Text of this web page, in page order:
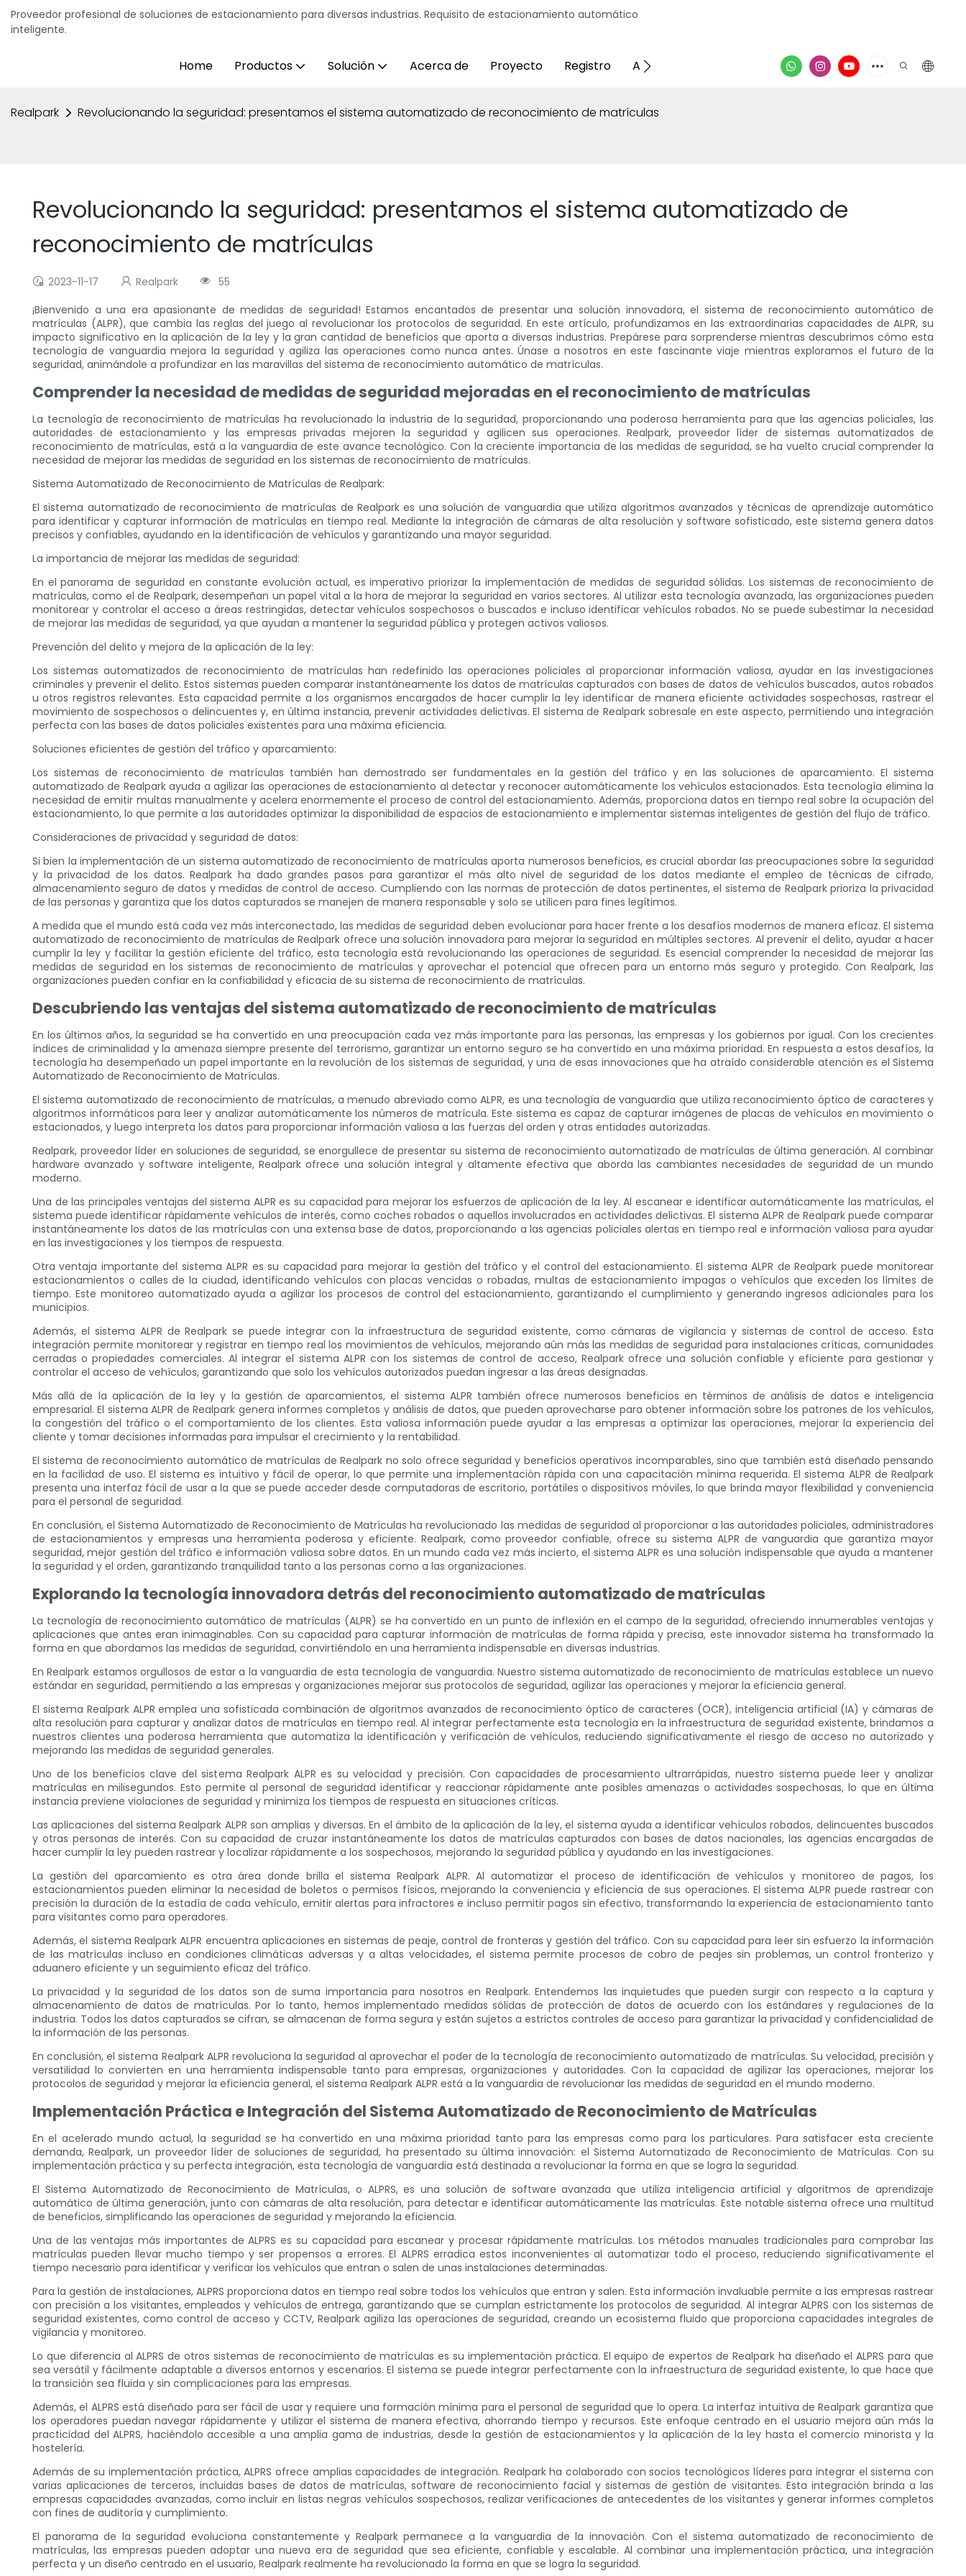
Proveedor profesional de soluciones de estacionamiento para diversas industrias. Requisito de estacionamiento automático
inteligente.
Home Productos Solución Acerca de Proyecto Registro Apoyo video
Realpark Revolucionando la seguridad: presentamos el sistema automatizado de reconocimiento de matrículas
Revolucionando la seguridad: presentamos el sistema automatizado de
reconocimiento de matrículas
2023-11-17 Realpark
55
¡Bienvenido a una era apasionante de medidas de seguridad! Estamos encantados de presentar una solución innovadora, el sistema de reconocimiento automático de
matrículas (ALPR), que cambia las reglas del juego al revolucionar los protocolos de seguridad. En este artículo, profundizamos en las extraordinarias capacidades de ALPR, su
impacto significativo en la aplicación de la ley y la gran cantidad de beneficios que aporta a diversas industrias. Prepárese para sorprenderse mientras descubrimos cómo esta
tecnología de vanguardia mejora la seguridad y agiliza las operaciones como nunca antes. Únase a nosotros en este fascinante viaje mientras exploramos el futuro de la
seguridad, animándole a profundizar en las maravillas del sistema de reconocimiento automático de matrículas.
Comprender la necesidad de medidas de seguridad mejoradas en el reconocimiento de matrículas
La tecnología de reconocimiento de matrículas ha revolucionado la industria de la seguridad, proporcionando una poderosa herramienta para que las agencias policiales, las
autoridades de estacionamiento y las empresas privadas mejoren la seguridad y agilicen sus operaciones. Realpark, proveedor líder de sistemas automatizados de
reconocimiento de matrículas, está a la vanguardia de este avance tecnológico. Con la creciente importancia de las medidas de seguridad, se ha vuelto crucial comprender la
necesidad de mejorar las medidas de seguridad en los sistemas de reconocimiento de matrículas.
Sistema Automatizado de Reconocimiento de Matrículas de Realpark:
El sistema automatizado de reconocimiento de matrículas de Realpark es una solución de vanguardia que utiliza algoritmos avanzados y técnicas de aprendizaje automático
para identificar y capturar información de matrículas en tiempo real. Mediante la integración de cámaras de alta resolución y software sofisticado, este sistema genera datos
precisos y confiables, ayudando en la identificación de vehículos y garantizando una mayor seguridad.
La importancia de mejorar las medidas de seguridad:
En el panorama de seguridad en constante evolución actual, es imperativo priorizar la implementación de medidas de seguridad sólidas. Los sistemas de reconocimiento de
matrículas, como el de Realpark, desempeñan un papel vital a la hora de mejorar la seguridad en varios sectores. Al utilizar esta tecnología avanzada, las organizaciones pueden
monitorear y controlar el acceso a áreas restringidas, detectar vehículos sospechosos o buscados e incluso identificar vehículos robados. No se puede subestimar la necesidad
de mejorar las medidas de seguridad, ya que ayudan a mantener la seguridad pública y protegen activos valiosos.
Prevención del delito y mejora de la aplicación de la ley:
Los sistemas automatizados de reconocimiento de matrículas han redefinido las operaciones policiales al proporcionar información valiosa, ayudar en las investigaciones
criminales y prevenir el delito. Estos sistemas pueden comparar instantáneamente los datos de matrículas capturados con bases de datos de vehículos buscados, autos robados
u otros registros relevantes. Esta capacidad permite a los organismos encargados de hacer cumplir la ley identificar de manera eficiente actividades sospechosas, rastrear el
movimiento de sospechosos o delincuentes y, en última instancia, prevenir actividades delictivas. El sistema de Realpark sobresale en este aspecto, permitiendo una integración
perfecta con las bases de datos policiales existentes para una máxima eficiencia.
Soluciones eficientes de gestión del tráfico y aparcamiento:
Los sistemas de reconocimiento de matrículas también han demostrado ser fundamentales en la gestión del tráfico y en las soluciones de aparcamiento. El sistema
automatizado de Realpark ayuda a agilizar las operaciones de estacionamiento al detectar y reconocer automáticamente los vehículos estacionados. Esta tecnología elimina la
necesidad de emitir multas manualmente y acelera enormemente el proceso de control del estacionamiento. Además, proporciona datos en tiempo real sobre la ocupación del
estacionamiento, lo que permite a las autoridades optimizar la disponibilidad de espacios de estacionamiento e implementar sistemas inteligentes de gestión del flujo de tráfico.
Consideraciones de privacidad y seguridad de datos:
Si bien la implementación de un sistema automatizado de reconocimiento de matrículas aporta numerosos beneficios, es crucial abordar las preocupaciones sobre la seguridad
y la privacidad de los datos. Realpark ha dado grandes pasos para garantizar el más alto nivel de seguridad de los datos mediante el empleo de técnicas de cifrado,
almacenamiento seguro de datos y medidas de control de acceso. Cumpliendo con las normas de protección de datos pertinentes, el sistema de Realpark prioriza la privacidad
de las personas y garantiza que los datos capturados se manejen de manera responsable y solo se utilicen para fines legítimos.
A medida que el mundo está cada vez más interconectado, las medidas de seguridad deben evolucionar para hacer frente a los desafíos modernos de manera eficaz. El sistema
automatizado de reconocimiento de matrículas de Realpark ofrece una solución innovadora para mejorar la seguridad en múltiples sectores. Al prevenir el delito, ayudar a hacer
cumplir la ley y facilitar la gestión eficiente del tráfico, esta tecnología está revolucionando las operaciones de seguridad. Es esencial comprender la necesidad de mejorar las
medidas de seguridad en los sistemas de reconocimiento de matrículas y aprovechar el potencial que ofrecen para un entorno más seguro y protegido. Con Realpark, las
organizaciones pueden confiar en la confiabilidad y eficacia de su sistema de reconocimiento de matrículas.
Descubriendo las ventajas del sistema automatizado de reconocimiento de matrículas
En los últimos años, la seguridad se ha convertido en una preocupación cada vez más importante para las personas, las empresas y los gobiernos por igual. Con los crecientes
índices de criminalidad y la amenaza siempre presente del terrorismo, garantizar un entorno seguro se ha convertido en una máxima prioridad. En respuesta a estos desafíos, la
tecnología ha desempeñado un papel importante en la revolución de los sistemas de seguridad, y una de esas innovaciones que ha atraído considerable atención es el Sistema
Automatizado de Reconocimiento de Matrículas.
El sistema automatizado de reconocimiento de matrículas, a menudo abreviado como ALPR, es una tecnología de vanguardia que utiliza reconocimiento óptico de caracteres y
algoritmos informáticos para leer y analizar automáticamente los números de matrícula. Este sistema es capaz de capturar imágenes de placas de vehículos en movimiento o
estacionados, y luego interpreta los datos para proporcionar información valiosa a las fuerzas del orden y otras entidades autorizadas.
Realpark, proveedor líder en soluciones de seguridad, se enorgullece de presentar su sistema de reconocimiento automatizado de matrículas de última generación. Al combinar
hardware avanzado y software inteligente, Realpark ofrece una solución integral y altamente efectiva que aborda las cambiantes necesidades de seguridad de un mundo
moderno.
Una de las principales ventajas del sistema ALPR es su capacidad para mejorar los esfuerzos de aplicación de la ley. Al escanear e identificar automáticamente las matrículas, el
sistema puede identificar rápidamente vehículos de interés, como coches robados o aquellos involucrados en actividades delictivas. El sistema ALPR de Realpark puede comparar
instantáneamente los datos de las matrículas con una extensa base de datos, proporcionando a las agencias policiales alertas en tiempo real e información valiosa para ayudar
en las investigaciones y los tiempos de respuesta.
Otra ventaja importante del sistema ALPR es su capacidad para mejorar la gestión del tráfico y el control del estacionamiento. El sistema ALPR de Realpark puede monitorear
estacionamientos o calles de la ciudad, identificando vehículos con placas vencidas o robadas, multas de estacionamiento impagas o vehículos que exceden los límites de
tiempo. Este monitoreo automatizado ayuda a agilizar los procesos de control del estacionamiento, garantizando el cumplimiento y generando ingresos adicionales para los
municipios.
Además, el sistema ALPR de Realpark se puede integrar con la infraestructura de seguridad existente, como cámaras de vigilancia y sistemas de control de acceso. Esta
integración permite monitorear y registrar en tiempo real los movimientos de vehículos, mejorando aún más las medidas de seguridad para instalaciones críticas, comunidades
cerradas o propiedades comerciales. Al integrar el sistema ALPR con los sistemas de control de acceso, Realpark ofrece una solución confiable y eficiente para gestionar y
controlar el acceso de vehículos, garantizando que solo los vehículos autorizados puedan ingresar a las áreas designadas.
Más allá de la aplicación de la ley y la gestión de aparcamientos, el sistema ALPR también ofrece numerosos beneficios en términos de análisis de datos e inteligencia
empresarial. El sistema ALPR de Realpark genera informes completos y análisis de datos, que pueden aprovecharse para obtener información sobre los patrones de los vehículos,
la congestión del tráfico o el comportamiento de los clientes. Esta valiosa información puede ayudar a las empresas a optimizar las operaciones, mejorar la experiencia del
cliente y tomar decisiones informadas para impulsar el crecimiento y la rentabilidad.
El sistema de reconocimiento automático de matrículas de Realpark no solo ofrece seguridad y beneficios operativos incomparables, sino que también está diseñado pensando
en la facilidad de uso. El sistema es intuitivo y fácil de operar, lo que permite una implementación rápida con una capacitación mínima requerida. El sistema ALPR de Realpark
presenta una interfaz fácil de usar a la que se puede acceder desde computadoras de escritorio, portátiles o dispositivos móviles, lo que brinda mayor flexibilidad y conveniencia
para el personal de seguridad.
En conclusión, el Sistema Automatizado de Reconocimiento de Matrículas ha revolucionado las medidas de seguridad al proporcionar a las autoridades policiales, administradores
de estacionamientos y empresas una herramienta poderosa y eficiente. Realpark, como proveedor confiable, ofrece su sistema ALPR de vanguardia que garantiza mayor
seguridad, mejor gestión del tráfico e información valiosa sobre datos. En un mundo cada vez más incierto, el sistema ALPR es una solución indispensable que ayuda a mantener
la seguridad y el orden, garantizando tranquilidad tanto a las personas como a las organizaciones.
Explorando la tecnología innovadora detrás del reconocimiento automatizado de matrículas
La tecnología de reconocimiento automático de matrículas (ALPR) se ha convertido en un punto de inflexión en el campo de la seguridad, ofreciendo innumerables ventajas y
aplicaciones que antes eran inimaginables. Con su capacidad para capturar información de matrículas de forma rápida y precisa, este innovador sistema ha transformado la
forma en que abordamos las medidas de seguridad, convirtiéndolo en una herramienta indispensable en diversas industrias.
En Realpark estamos orgullosos de estar a la vanguardia de esta tecnología de vanguardia. Nuestro sistema automatizado de reconocimiento de matrículas establece un nuevo
estándar en seguridad, permitiendo a las empresas y organizaciones mejorar sus protocolos de seguridad, agilizar las operaciones y mejorar la eficiencia general.
El sistema Realpark ALPR emplea una sofisticada combinación de algoritmos avanzados de reconocimiento óptico de caracteres (OCR), inteligencia artificial (IA) y cámaras de
alta resolución para capturar y analizar datos de matrículas en tiempo real. Al integrar perfectamente esta tecnología en la infraestructura de seguridad existente, brindamos a
nuestros clientes una poderosa herramienta que automatiza la identificación y verificación de vehículos, reduciendo significativamente el riesgo de acceso no autorizado y
mejorando las medidas de seguridad generales.
Uno de los beneficios clave del sistema Realpark ALPR es su velocidad y precisión. Con capacidades de procesamiento ultrarrápidas, nuestro sistema puede leer y analizar
matrículas en milisegundos. Esto permite al personal de seguridad identificar y reaccionar rápidamente ante posibles amenazas o actividades sospechosas, lo que en última
instancia previene violaciones de seguridad y minimiza los tiempos de respuesta en situaciones críticas.
Las aplicaciones del sistema Realpark ALPR son amplias y diversas. En el ámbito de la aplicación de la ley, el sistema ayuda a identificar vehículos robados, delincuentes buscados
y otras personas de interés. Con su capacidad de cruzar instantáneamente los datos de matrículas capturados con bases de datos nacionales, las agencias encargadas de
hacer cumplir la ley pueden rastrear y localizar rápidamente a los sospechosos, mejorando la seguridad pública y ayudando en las investigaciones.
La gestión del aparcamiento es otra área donde brilla el sistema Realpark ALPR. Al automatizar el proceso de identificación de vehículos y monitoreo de pagos, los
estacionamientos pueden eliminar la necesidad de boletos o permisos físicos, mejorando la conveniencia y eficiencia de sus operaciones. El sistema ALPR puede rastrear con
precisión la duración de la estadía de cada vehículo, emitir alertas para infractores e incluso permitir pagos sin efectivo, transformando la experiencia de estacionamiento tanto
para visitantes como para operadores.
Además, el sistema Realpark ALPR encuentra aplicaciones en sistemas de peaje, control de fronteras y gestión del tráfico. Con su capacidad para leer sin esfuerzo la información
de las matrículas incluso en condiciones climáticas adversas y a altas velocidades, el sistema permite procesos de cobro de peajes sin problemas, un control fronterizo y
aduanero eficiente y un seguimiento eficaz del tráfico.
La privacidad y la seguridad de los datos son de suma importancia para nosotros en Realpark. Entendemos las inquietudes que pueden surgir con respecto a la captura y
almacenamiento de datos de matrículas. Por lo tanto, hemos implementado medidas sólidas de protección de datos de acuerdo con los estándares y regulaciones de la
industria. Todos los datos capturados se cifran, se almacenan de forma segura y están sujetos a estrictos controles de acceso para garantizar la privacidad y confidencialidad de
la información de las personas.
En conclusión, el sistema Realpark ALPR revoluciona la seguridad al aprovechar el poder de la tecnología de reconocimiento automatizado de matrículas. Su velocidad, precisión y
versatilidad lo convierten en una herramienta indispensable tanto para empresas, organizaciones y autoridades. Con la capacidad de agilizar las operaciones, mejorar los
protocolos de seguridad y mejorar la eficiencia general, el sistema Realpark ALPR está a la vanguardia de revolucionar las medidas de seguridad en el mundo moderno.
Implementación Práctica e Integración del Sistema Automatizado de Reconocimiento de Matrículas
En el acelerado mundo actual, la seguridad se ha convertido en una máxima prioridad tanto para las empresas como para los particulares. Para satisfacer esta creciente
demanda, Realpark, un proveedor líder de soluciones de seguridad, ha presentado su última innovación: el Sistema Automatizado de Reconocimiento de Matrículas. Con su
implementación práctica y su perfecta integración, esta tecnología de vanguardia está destinada a revolucionar la forma en que se logra la seguridad.
El Sistema Automatizado de Reconocimiento de Matrículas, o ALPRS, es una solución de software avanzada que utiliza inteligencia artificial y algoritmos de aprendizaje
automático de última generación, junto con cámaras de alta resolución, para detectar e identificar automáticamente las matrículas. Este notable sistema ofrece una multitud
de beneficios, simplificando las operaciones de seguridad y mejorando la eficiencia.
Una de las ventajas más importantes de ALPRS es su capacidad para escanear y procesar rápidamente matrículas. Los métodos manuales tradicionales para comprobar las
matrículas pueden llevar mucho tiempo y ser propensos a errores. El ALPRS erradica estos inconvenientes al automatizar todo el proceso, reduciendo significativamente el
tiempo necesario para identificar y verificar los vehículos que entran o salen de unas instalaciones determinadas.
Para la gestión de instalaciones, ALPRS proporciona datos en tiempo real sobre todos los vehículos que entran y salen. Esta información invaluable permite a las empresas rastrear
con precisión a los visitantes, empleados y vehículos de entrega, garantizando que se cumplan estrictamente los protocolos de seguridad. Al integrar ALPRS con los sistemas de
seguridad existentes, como control de acceso y CCTV, Realpark agiliza las operaciones de seguridad, creando un ecosistema fluido que proporciona capacidades integrales de
vigilancia y monitoreo.
Lo que diferencia al ALPRS de otros sistemas de reconocimiento de matrículas es su implementación práctica. El equipo de expertos de Realpark ha diseñado el ALPRS para que
sea versátil y fácilmente adaptable a diversos entornos y escenarios. El sistema se puede integrar perfectamente con la infraestructura de seguridad existente, lo que hace que
la transición sea fluida y sin complicaciones para las empresas.
Además, el ALPRS está diseñado para ser fácil de usar y requiere una formación mínima para el personal de seguridad que lo opera. La interfaz intuitiva de Realpark garantiza que
los operadores puedan navegar rápidamente y utilizar el sistema de manera efectiva, ahorrando tiempo y recursos. Este enfoque centrado en el usuario mejora aún más la
practicidad del ALPRS, haciéndolo accesible a una amplia gama de industrias, desde la gestión de estacionamientos y la aplicación de la ley hasta el comercio minorista y la
hostelería.
Además de su implementación práctica, ALPRS ofrece amplias capacidades de integración. Realpark ha colaborado con socios tecnológicos líderes para integrar el sistema con
varias aplicaciones de terceros, incluidas bases de datos de matrículas, software de reconocimiento facial y sistemas de gestión de visitantes. Esta integración brinda a las
empresas capacidades avanzadas, como incluir en listas negras vehículos sospechosos, realizar verificaciones de antecedentes de los visitantes y generar informes completos
con fines de auditoría y cumplimiento.
El panorama de la seguridad evoluciona constantemente y Realpark permanece a la vanguardia de la innovación. Con el sistema automatizado de reconocimiento de
matrículas, las empresas pueden adoptar una nueva era de seguridad que sea eficiente, confiable y escalable. Al combinar una implementación práctica, una integración
perfecta y un diseño centrado en el usuario, Realpark realmente ha revolucionado la forma en que se logra la seguridad.